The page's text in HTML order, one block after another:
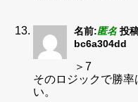
名前:匿名 投
bc6a304dd
＞7
そのロジックで勝
い。